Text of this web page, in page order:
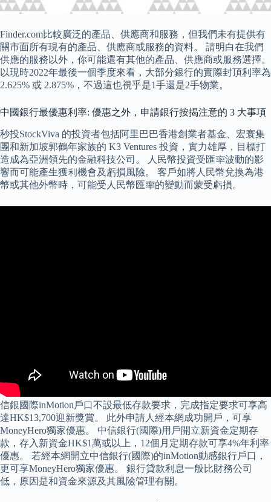
Finder.com比較廣泛的產品、供應商和服務，但我們未有提供有
關市面所有現有的產品、供應商或服務的資料。 請明白在我們
供應的服務以外，你可能還有其他的產品、供應商或服務選擇。
以現時2022年最後一個季度來看，大部分銀行的實際封頂利率為
2.625% 或 2.875%，不過這也視乎是1手還是2手物業。
中國銀行最優惠利率: 優惠之外，申請銀行按揭注意的 3 大事項
秒投StockViva 的投資者包括阿里巴巴香港創業者基金、宏寰集
團和新加坡郭鶴年家族的 K3 Ventures 投資，實力雄厚，目標打
造成為亞洲領先的金融科技公司。 人民幣投資受匯率波動的影
響而可能產生獲利機會及虧損風險。 客戶如將人民幣兌換為港
幣或其他外幣時，可能受人民幣匯率的變動而蒙受虧損。
信銀國際inMotion戶口不設最低存款要求，完成指定要求可享高
達HK$13,700迎新獎賞。 此外申請人經本網成功開戶，可享
MoneyHero獨家優惠。 中信銀行(國際)用戶開立新資金定期存
款，存入新資金HK$1萬或以上，12個月定期存款可享4%年利率
優惠。 若經本網開立中信銀行(國際)的inMotion動感銀行戶口，
更可享MoneyHero獨家優惠。 銀行貸款利息一般比財務公司
低，原因是和資金來源及其風險管理有關。